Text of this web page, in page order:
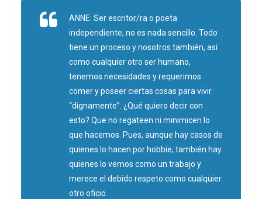
ANNE: Ser escritor/ra o poeta
independiente, no es nada sencillo. Todo
tiene un proceso y nosotros también, así
como cualquier otro ser humano,
tenemos necesidades y requerimos
comer y poseer ciertas cosas para vivir
“dignamente”. ¿Qué quiero decir con
esto? Que no regateen ni minimicen lo
que hacemos. Pues, aunque hay casos de
quienes lo hacen por hobbie, también hay
quienes lo vemos como un trabajo y
merece el debido respeto como cualquier
otro oficio.